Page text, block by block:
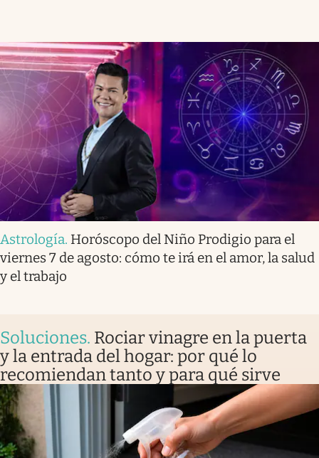
Astrología. Horóscopo del Niño Prodigio para el
viernes 7 de agosto: cómo te irá en el amor, la salud
y el trabajo
Soluciones. Rociar vinagre en la puerta
y la entrada del hogar: por qué lo
recomiendan tanto y para qué sirve